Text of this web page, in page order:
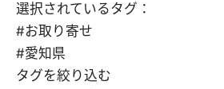
選択されているタグ：
#お取り寄せ
#愛知県
タグを絞り込む